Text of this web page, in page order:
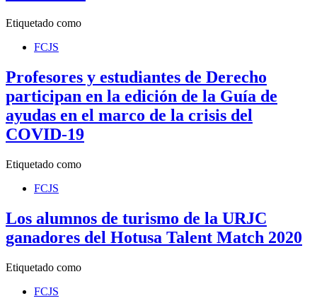
Etiquetado como
FCJS
Profesores y estudiantes de Derecho
participan en la edición de la Guía de
ayudas en el marco de la crisis del
COVID-19
Etiquetado como
FCJS
Los alumnos de turismo de la URJC
ganadores del Hotusa Talent Match 2020
Etiquetado como
FCJS